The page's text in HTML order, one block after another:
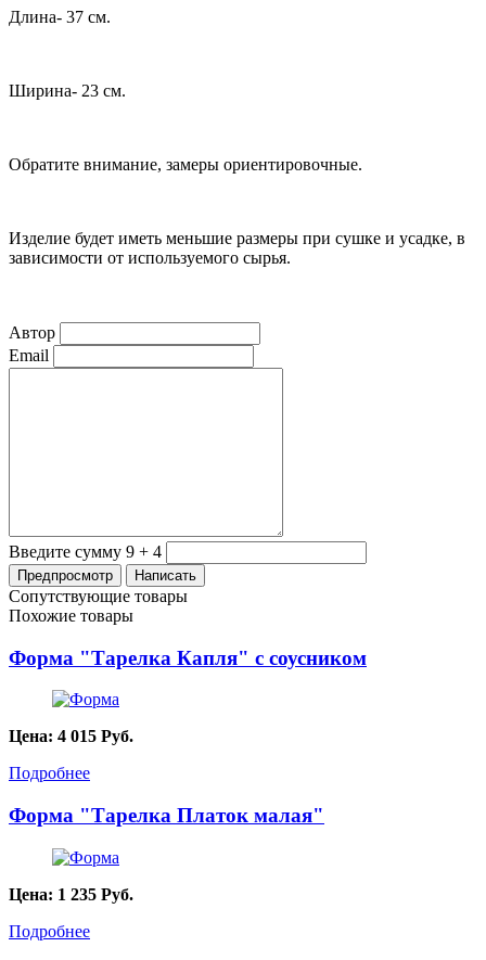
Длина- 37 см.
Ширина- 23 см.
Обратите внимание, замеры ориентировочные.
Изделие будет иметь меньшие размеры при сушке и усадке, в
зависимости от используемого сырья.
Автор
Email
Введите сумму 9 + 4
Сопутствующие товары
Похожие товары
Форма "Тарелка Капля" с соусником
Цена: 4 015 Руб.
Подробнее
Форма "Тарелка Платок малая"
Цена: 1 235 Руб.
Подробнее